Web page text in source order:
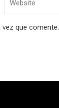
que comente.